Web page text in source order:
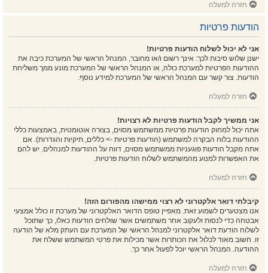
חזרה למעלה
הודעות פרטיות
אני לא יכול לשלוח הודעות פרטיות!
ישנן שלוש סיבות לכך: אינך רשום ו/או מחובר, המנהל הראשי של המערכת כיבה את
ההודעות הפרטיות למערכת כולה, או המנהל הראשי של המערכת מונע ממך משליחת
הודעות. צור קשר עם המנהל הראשי של המערכת למידע נוסף.
חזרה למעלה
אני ממשיך לקבל הודעות פרטיות לא רצויות!
אתה יכול למחוק הודעות פרטיות ממשתמש מסוים, בצורה אוטומטית, באמצעות כללי
ההודעות בלוח הבקרה למשתמש (הודעות פרטיות -> כללים, תיקיות והגדרות). אם
אתה מקבל הודעות פוגעניות ממשתמש מסוים, דווח על ההודעות למנהלים. יש להם
את האפשרות למנוע מהמשתמש לשלוח הודעות פרטיות.
חזרה למעלה
קיבלתי דואר אלקטרוני לא רצוי ממישהו מהפורום הזה!
אנו מצטערים לשמוע זאת. מאפיין טופס הדואר האלקטרוני של מערכת זו כולל אמצעי
אבטחה כדי לנסות ולעקוב אחר משתמשים אשר שולחים הודעות כאלו, כך שתוכל
לשלוח הודעת דואר אלקטרוני למנהל הראשי של המערכת עם העתק מלא של הודעה
זו. חשוב מאוד לכלול את הכותרות אשר מכילות את פרטי המשתמש ששלח את
ההודעה. המנהל הראשי יוכל לפעול אחר כך.
חזרה למעלה